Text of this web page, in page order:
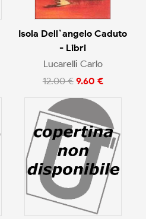
Isola Dell`angelo Caduto
- Libri
Lucarelli Carlo
12.00 € 9.60 €